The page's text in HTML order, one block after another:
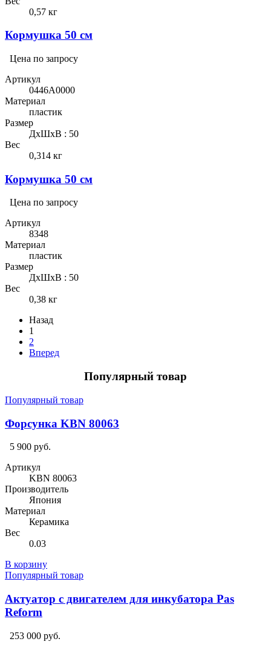
0,57 кг
Кормушка 50 см
Цена по запросу
Артикул
0446A0000
Материал
пластик
Размер
ДхШхВ : 50
Вес
0,314 кг
Кормушка 50 см
Цена по запросу
Артикул
8348
Материал
пластик
Размер
ДхШхВ : 50
Вес
0,38 кг
Назад
1
2
Вперед
Популярный товар
Популярный товар
Форсунка KBN 80063
5 900 руб.
Артикул
KBN 80063
Производитель
Япония
Материал
Керамика
Вес
0.03
В корзину
Популярный товар
Актуатор с двигателем для инкубатора Pas
Reform
253 000 руб.